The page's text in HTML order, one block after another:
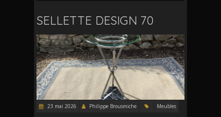
SELLETTE DESIGN 70
23 mai 2026 Philippe Brousmiche Meubles